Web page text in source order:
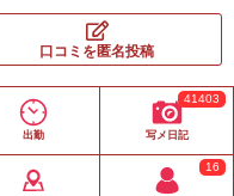
口コミを匿名投稿
出勤 写メ日記
41403
16